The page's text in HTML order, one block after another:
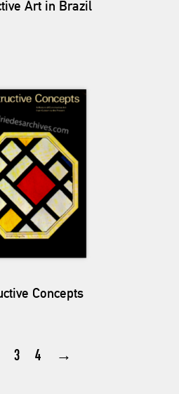
Art in Brazil
Concepts
3 4 →